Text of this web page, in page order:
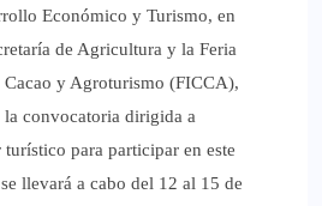
Económico y Turismo, en
de Agricultura y la Feria
y Agroturismo (FICCA),
la convocatoria dirigida a
turístico para participar en este
llevará a cabo del 12 al 15 de